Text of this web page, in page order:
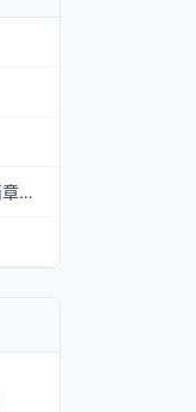
西安东方美术综合职业高中2025年招生简章：艺术升学新航道